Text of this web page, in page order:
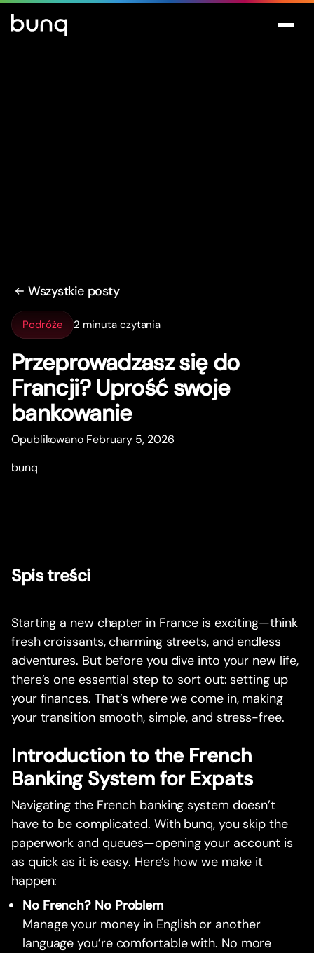
Wszystkie posty
Podróże 2 minuta czytania
Przeprowadzasz się do
Francji? Uprość swoje
bankowanie
Opublikowano February 5, 2026
bunq
Spis treści
Starting a new chapter in France is exciting—think
fresh croissants, charming streets, and endless
adventures. But before you dive into your new life,
there’s one essential step to sort out: setting up
your finances. That’s where we come in, making
your transition smooth, simple, and stress-free.
Introduction to the French
Banking System for Expats
Navigating the French banking system doesn’t
have to be complicated. With bunq, you skip the
paperwork and queues—opening your account is
as quick as it is easy. Here’s how we make it
happen:
No French? No Problem
Manage your money in English or another
language you’re comfortable with. No more